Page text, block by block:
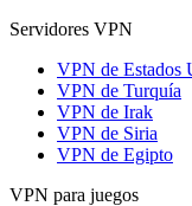
Servidores VPN
VPN de Estados
VPN de Turquía
VPN de Irak
VPN de Siria
VPN de Egipto
VPN para juegos